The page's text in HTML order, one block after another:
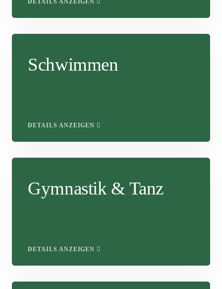
DETAILS ANZEIGEN
Schwimmen
DETAILS ANZEIGEN
Gymnastik & Tanz
DETAILS ANZEIGEN